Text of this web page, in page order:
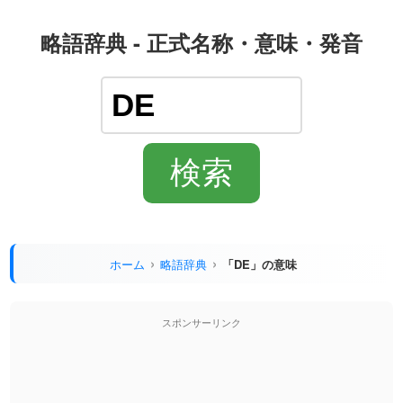
略語辞典 - 正式名称・意味・発音
ホーム 略語辞典 「DE」の意味
スポンサーリンク